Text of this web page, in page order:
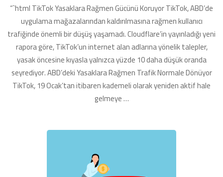
Rağmen
Kullanıcı
Sayısını
Koruyor
için
“`html TikTok Yasaklara Rağmen Gücünü Koruyor TikTok, ABD’de
uygulama mağazalarından kaldırılmasına rağmen kullanıcı
trafiğinde önemli bir düşüş yaşamadı. Cloudflare’in yayınladığı yeni
rapora göre, TikTok’un internet alan adlarına yönelik talepler,
yasak öncesine kıyasla yalnızca yüzde 10 daha düşük oranda
seyrediyor. ABD’deki Yasaklara Rağmen Trafik Normale Dönüyor
TikTok, 19 Ocak’tan itibaren kademeli olarak yeniden aktif hale
gelmeye …